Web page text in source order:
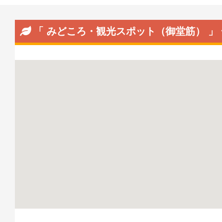
「 みどころ・観光スポット（御堂筋） 」